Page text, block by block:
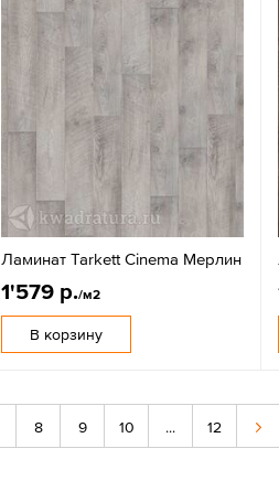
Ламинат Tarkett Cinema Мерлин
1'579 р./м2
В корзину
8 9 10 ... 12